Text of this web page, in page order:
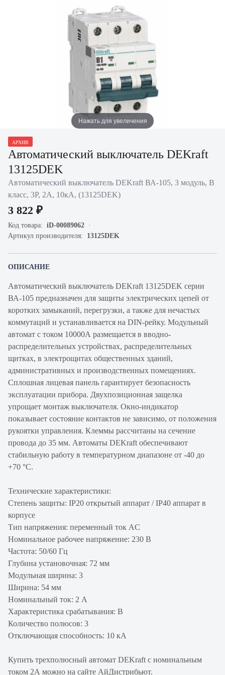
Нажать для увеличения
АРХИВ
Автоматический выключатель DEKraft
13125DEK
Автоматический выключатель DEKraft ВА-105, 3 модуль, B
класс, 3P, 2А, 10кА, (13125DEK)
3 822 ₽
Код товара: iD-00089062
Артикул производителя: 13125DEK
ОПИСАНИЕ
Автоматический выключатель DEKraft 13125DEK серии
ВА-105 предназначен для защиты электрических цепей от
коротких замыканий, перегрузки, а также для нечастых
коммутаций и устанавливается на DIN-рейку. Модульный
автомат с током 10000А размещается в вводно-
распределительных устройствах, распределительных
щитках, в электрощитах общественных зданий,
административных и производственных помещениях.
Сплошная лицевая панель гарантирует безопасность
эксплуатации прибора. Двухпозиционная защелка
упрощает монтаж выключателя. Окно-индикатор
показывает состояние контактов не зависимо, от положения
рукоятки управления. Клеммы рассчитаны на сечение
провода до 35 мм. Автоматы DEKraft обеспечивают
стабильную работу в температурном диапазоне от -40 до
+70 °С.
Технические характеристики:
Степень защиты: IP20 открытый аппарат / IP40 аппарат в
корпусе
Тип напряжения: переменный ток AC
Номинальное рабочее напряжение: 230 В
Частота: 50/60 Гц
Глубина установочная: 72 мм
Модульная ширина: 3
Ширина: 54 мм
Номинальный ток: 2 А
Характеристика срабатывания: B
Количество полюсов: 3
Отключающая способность: 10 кА
Купить трехполюсный автомат DEKraft с номинальным
током 2А можно на сайте АйДистрибьют.